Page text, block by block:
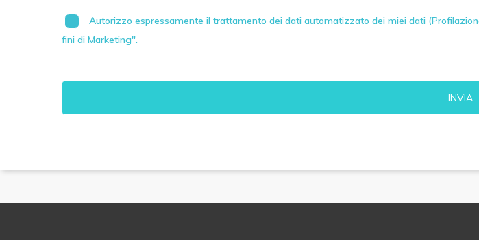
Autorizzo espressamente il trattamento dei dati automatizzato dei miei dati
fini di Marketing".